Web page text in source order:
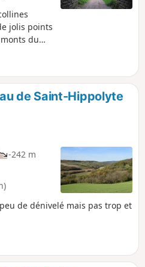
jolis points
du
à prendre
le
"La
de Saint-Hippolyte
-242 m
de dénivelé mais pas trop et